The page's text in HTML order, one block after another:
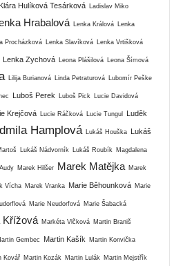
Klára Hulíková Tesárková Ladislav Miko
Hrabalová Lenka Králová Lenka
Procházková Lenka Slavíková Lenka Vrtišková
Lenka Zychová Leona Plášilová Leona Šímová
Lilija Burianová Linda Petraturová Lubomír Peške
Luboš Perek Luboš Pick Lucie Davidová
Krejčová Lucie Ráčková Lucie Tungul Luděk
Hamplová Lukáš Houška Lukáš
Lukáš Nádvorník Lukáš Roubík Magdalena
Marek Hilšer Marek Matějka Marek
Vícha Marek Vranka Marie Běhounková Marie
Marie Neudorfová Marie Šabacká
Křížová Markéta Vlčková Martin Braniš
Gembec Martin Kašík Martin Konvička
Kovář Martin Kozák Martin Lulák Martin Mejstřík